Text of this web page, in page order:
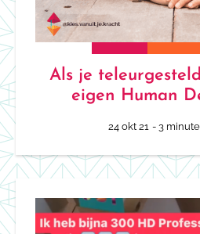
Als je
eigen Human
24 okt 21 - 3